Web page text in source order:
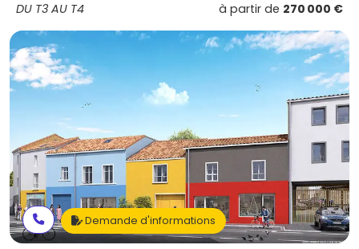
DU T3 AU T4
à partir de 270 000 €
Demande d'informations